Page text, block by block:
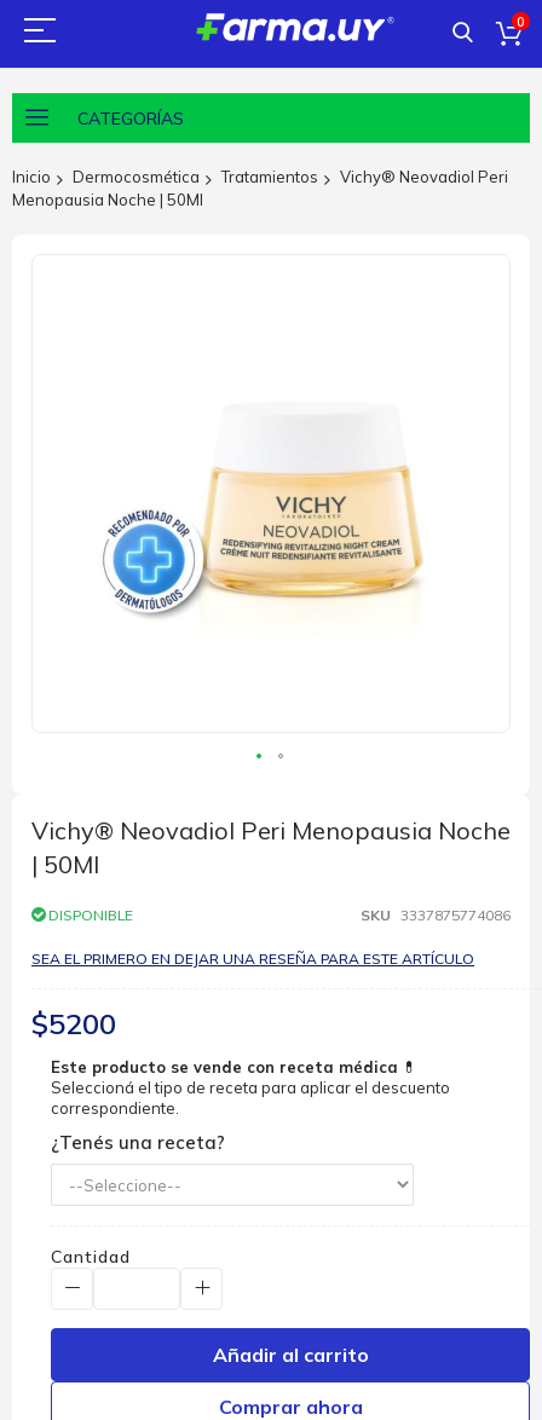
0
CATEGORÍAS
Inicio Dermocosmética Tratamientos
Vichy® Neovadiol Peri
Menopausia Noche | 50Ml
comienzo
de
de
imágenes
Vichy® Neovadiol Peri Menopausia Noche
| 50Ml
DISPONIBLE SKU 3337875774086
SEA EL PRIMERO EN DEJAR UNA RESEÑA PARA ESTE ARTÍCULO
$5200
Este producto se vende con receta médica 💊
Seleccioná el tipo de receta para aplicar el descuento
correspondiente.
¿Tenés una receta?
Cantidad
Añadir al carrito
Comprar ahora